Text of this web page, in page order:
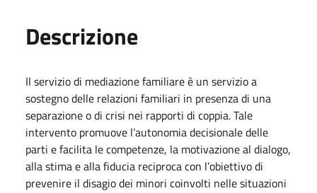
Descrizione
Il servizio di mediazione familiare è un servizio a
sostegno delle relazioni familiari in presenza di una
separazione o di crisi nei rapporti di coppia. Tale
intervento promuove l’autonomia decisionale delle
parti e facilita le competenze, la motivazione al dialogo,
alla stima e alla fiducia reciproca con l’obiettivo di
prevenire il disagio dei minori coinvolti nelle situazioni